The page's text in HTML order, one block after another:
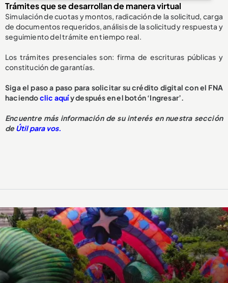
Trámites que se desarrollan de manera virtual
Simulación de cuotas y montos, radicación de la solicitud, carga
de documentos requeridos, análisis de la solicitud y respuesta y
seguimiento del trámite en tiempo real.
Los trámites presenciales son: firma de escrituras públicas y
constitución de garantías.
Siga el paso a paso para solicitar su crédito digital con el FNA
haciendoclic aquíy después en el botón ‘Ingresar’.
Encuentre más información de su interés en nuestra sección
deÚtil para vos.